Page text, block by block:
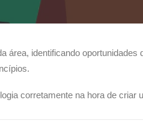
identificando
corretamente na hora de